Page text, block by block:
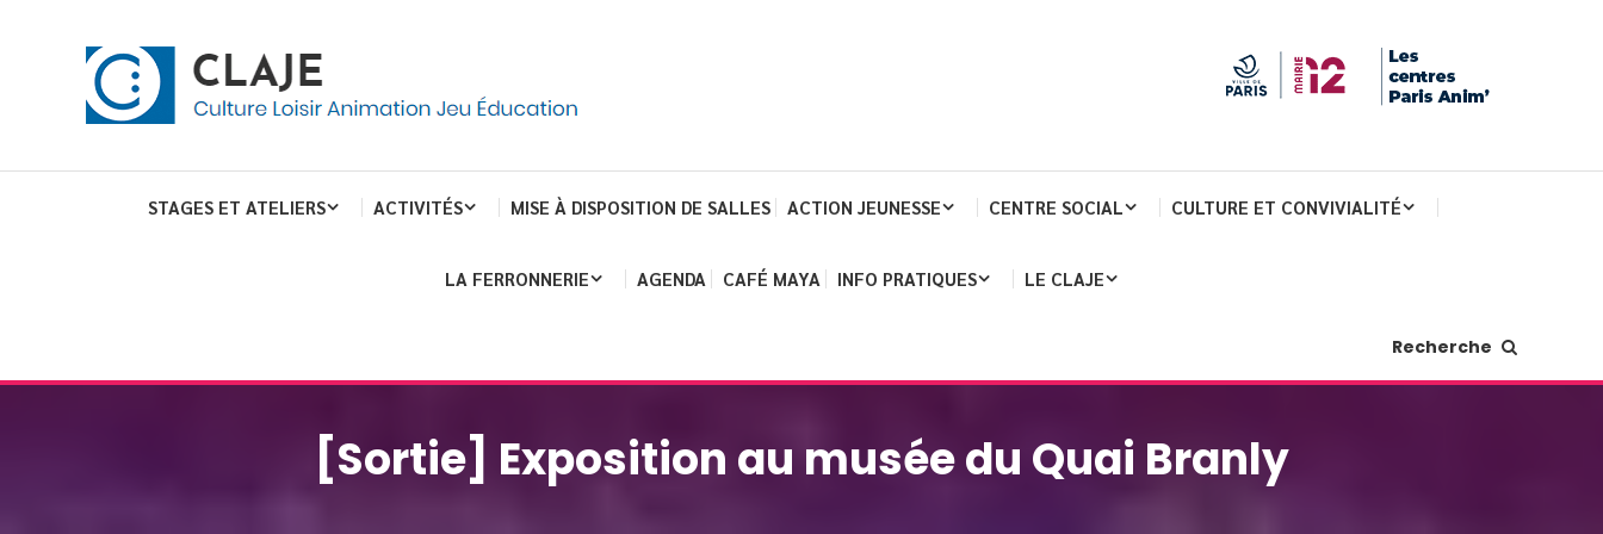
Claje
STAGES ET ATELIERS ACTIVITÉS MISE À DISPOSITION DE SALLES ACTION JEUNESSE CENTRE SOCIAL CULTURE ET CONVIVIALITÉ
LA FERRONNERIE AGENDA CAFÉ MAYA INFO PRATIQUES LE CLAJE
Recherche
[Sortie] Exposition au musée du Quai Branly